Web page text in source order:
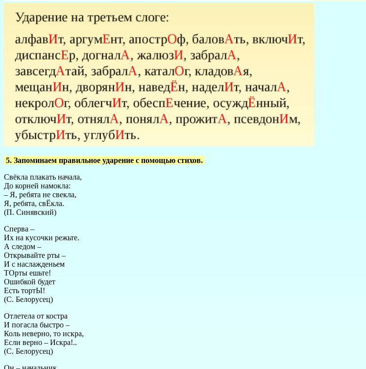
5. Запоминаем правильное ударение с помощью стихов.
Свёкла плакать начала,
До корней намокла:
– Я, ребята не свекла,
Я, ребята, свЁкла.
(П. Синявский)
Сперва –
Их на кусочки режьте.
А следом –
Открывайте рты –
И с наслажденьем
ТОрты ешьте!
Ошибкой будет
Есть тортЫ!
(С. Белорусец)
Отлетела от костра
И погасла быстро –
Коль неверно, то искра,
Если верно – Искра!..
(С. Белорусец)